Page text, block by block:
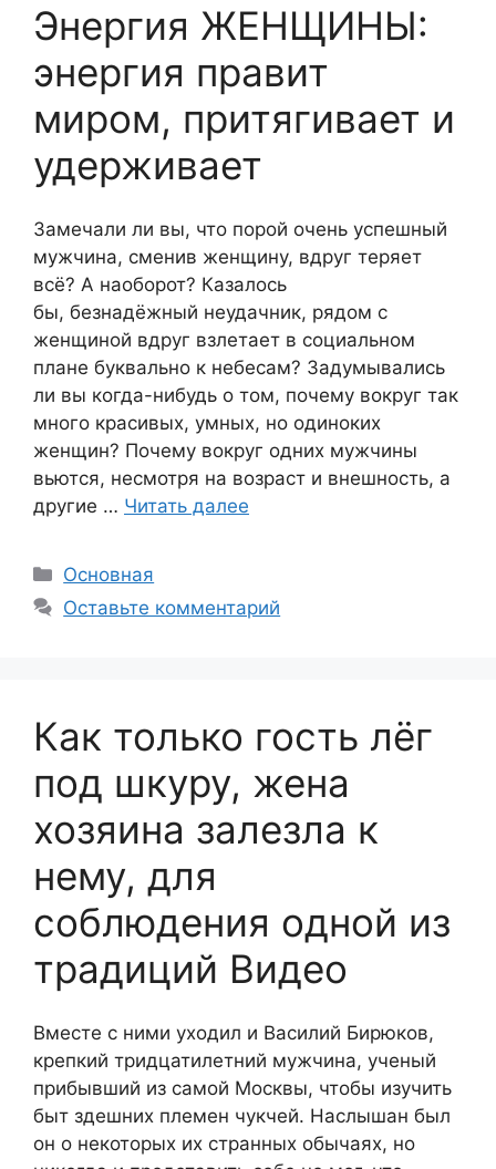
Энергия ЖЕНЩИНЫ:
энергия правит
миром, притягивает и
удерживает
Замечали ли вы, что порой очень успешный
мужчина, сменив женщину, вдруг теряет
всё? А наоборот? Казалось
бы, безнадёжный неудачник, рядом с
женщиной вдруг взлетает в социальном
плане буквально к небесам? Задумывались
ли вы когда-нибудь о том, почему вокруг так
много красивых, умных, но одиноких
женщин? Почему вокруг одних мужчины
вьются, несмотря на возраст и внешность, а
другие … Читать далее
Рубрики
Основная
Оставьте комментарий
Как только гость лёг
под шкуру, жена
хозяина залезла к
нему, для
соблюдения одной из
традиций Видео
Вместе с ними уходил и Василий Бирюков,
крепкий тридцатилетний мужчина, ученый
прибывший из самой Москвы, чтобы изучить
быт здешних племен чукчей. Наслышан был
он о некоторых их странных обычаях, но